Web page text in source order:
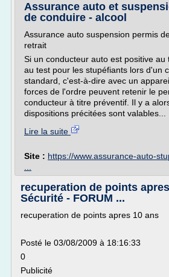
Assurance auto et
de conduire - alcool
Assurance auto suspension permis
retrait
Si un conducteur auto est positive au
au test pour les stupéfiants lors d'un
standard, c'est-à-dire avec un
forces de l'ordre peuvent retenir le
conducteur à titre préventif. Il y a
dispositions précitées sont valables...
Lire la suite
Site : https://www.assurance-auto-
recuperation de points
Sécurité - FORUM ...
recuperation de points apres 10 ans
Posté le 03/08/2009 à 18:16:33
0
Publicité